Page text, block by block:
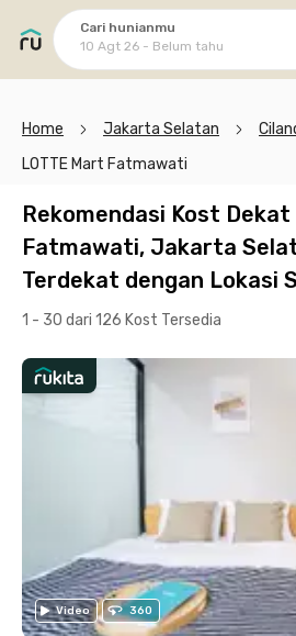
Cari hunianmu
10 Agt 26 - Belum tahu
Home Jakarta Selatan
LOTTE Mart Fatmawati
Rekomendasi Kost
Fatmawati, Jakarta
Terdekat dengan Lokasi
1 - 30 dari 126 Kost Tersedia
Video 360